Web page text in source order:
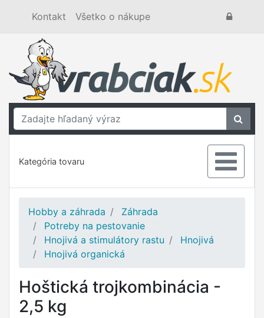
Kontakt Všetko o nákupe
Kategória tovaru
Hobby a záhrada
Záhrada
Potreby na pestovanie
Hnojivá a stimulátory rastu
Hnojivá
Hnojivá organická
Hoštická trojkombinácia -
2,5 kg